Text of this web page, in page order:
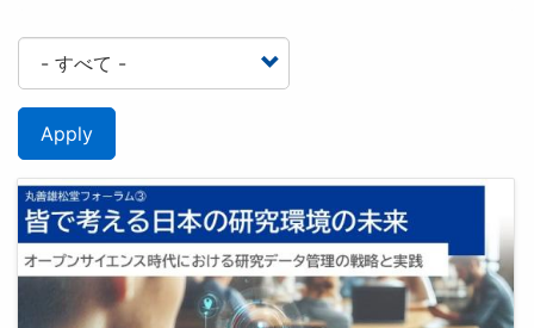
Apply